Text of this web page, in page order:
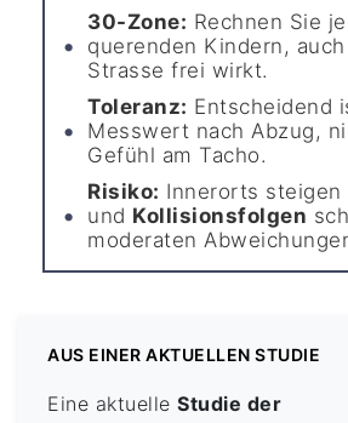
30-Zone: Rechnen Sie
querenden Kindern,
Strasse frei wirkt.
Toleranz: Entscheidend
Messwert nach Abzug,
Gefühl am Tacho.
Risiko: Innerorts steigen
und Kollisionsfolgen
moderaten
AUS EINER AKTUELLEN STUDIE
Eine aktuelleStudie der